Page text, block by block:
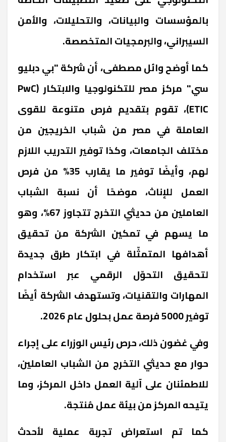
بالمؤسسات والبيانات، والتحليلات، والأمن
السيبراني، والبرمجيات المتخصصة.
كما أوضح وائل مصطفى، أن شركة "بي دبليو
سي" مركز مصر للتكنولوجيا والابتكار (PwC
ETIC)، تقوم بتقديم فرص متنوعة للقوى
العاملة في مصر من شباب الخريجين من
مختلف الجامعات، وكذا توفير التدريب اللازم
لهم، وأيضًا توفير ما يقارب 35% من فرص
العمل للإناث، موضحًا أن نسبة الشباب
العاملين من حديثي التخرج تتجاوز 67%، وهو
ما يسهم في تمكين الشركة من تحقيق
أهدافها المتمثّلة في ابتكار طرق جديدة
لتحقيق التحوّل الرقمي عبر استخدام
المهارات والتقنيات، وتستهدف الشركة أيضًا
توفير 5000 فرصة عمل بحلول عام 2026.
وفي غضون ذلك، حرص رئيس الوزراء على إجراء
حوار مع حديثي التخرج من الشباب العاملين،
للاطمئنان على آلية العمل داخل المركز، وما
يتيحه المركز من بيئة عمل مُنتجة.
كما تم استعراض تجربة عملية لأحدث